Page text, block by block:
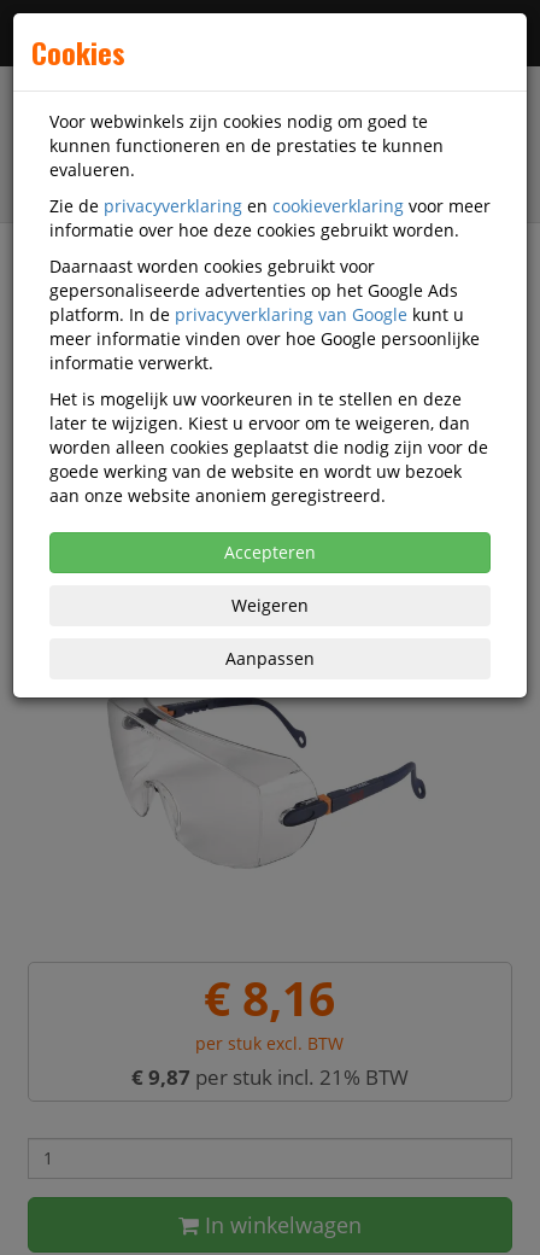
filter
Veiligheidsartikelen
Oogbescherming
Overzetbrillen
3M 2800 overzetbril
Korting vanaf aankoop 2 eenheden, zieprijsoverzicht
Vanaf € 7,87 excl. BTW bij aankoop van minimaal 15
eenheden
€ 8,16
per stuk excl. BTW
€ 9,87 per stuk incl. 21% BTW
In winkelwagen
Cookies
Voor webwinkels zijn cookies nodig om goed te
kunnen functioneren en de prestaties te kunnen
evalueren.
Zie de privacyverklaring en cookieverklaring voor meer
informatie over hoe deze cookies gebruikt worden.
Daarnaast worden cookies gebruikt voor
gepersonaliseerde advertenties op het Google Ads
platform. In de privacyverklaring van Google kunt u
meer informatie vinden over hoe Google persoonlijke
informatie verwerkt.
Het is mogelijk uw voorkeuren in te stellen en deze
later te wijzigen. Kiest u ervoor om te weigeren, dan
worden alleen cookies geplaatst die nodig zijn voor de
goede werking van de website en wordt uw bezoek
aan onze website anoniem geregistreerd.
Accepteren
Weigeren
Aanpassen